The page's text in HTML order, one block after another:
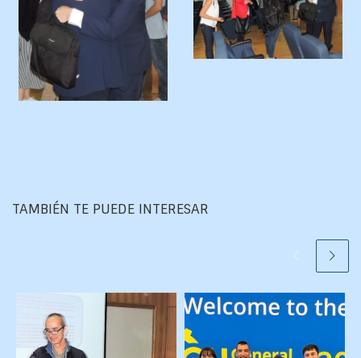
TAMBIÉN TE PUEDE INTERESAR